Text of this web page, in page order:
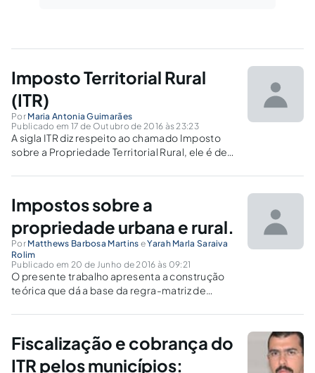
Imposto Territorial Rural
(ITR)
Por Maria Antonia Guimarães
Publicado em 17 de Outubro de 2016 às 23:23
A sigla ITR diz respeito ao chamado Imposto
sobre a Propriedade Territorial Rural, ele é de
pelo art. 153, VI e parágrafo 4º, da CF. O
impõe a adoção...
Impostos sobre a
propriedade urbana e rural.
Por Matthews Barbosa Martins eYarah Marla Saraiva
Rolim
Publicado em 20 de Junho de 2016 às 09:21
O presente trabalho apresenta a construção
teórica que dá a base da regra-matriz de
Carvalho.
Fiscalização e cobrança do
ITR pelos municípios: